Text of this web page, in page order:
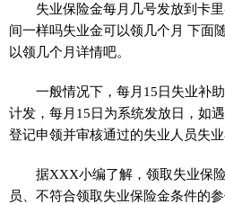
失业保险金每月几号发放到卡
间一样吗失业金可以领几个月 下面
以领几个月详情吧。
一般情况下，每月15日失业补
计发，每月15日为系统发放日，如
登记申领并审核通过的失业人员失业
据XXX小编了解，领取失业保
员、不符合领取失业保险金条件的